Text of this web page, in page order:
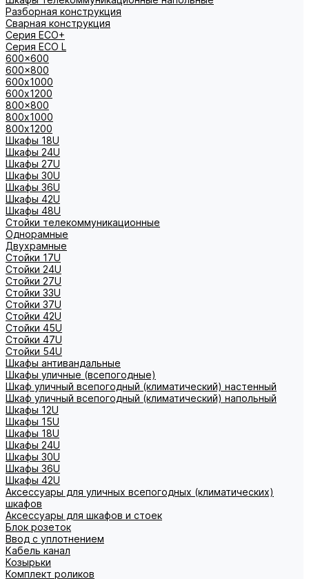
Разборная конструкция
Сварная конструкция
Серия ECO+
Серия ECO L
600x600
600x800
600х1000
600х1200
800x800
800х1000
800х1200
Шкафы 18U
Шкафы 24U
Шкафы 27U
Шкафы 30U
Шкафы 36U
Шкафы 42U
Шкафы 48U
Стойки телекоммуникационные
Однорамные
Двухрамные
Стойки 17U
Стойки 24U
Стойки 27U
Стойки 33U
Стойки 37U
Стойки 42U
Стойки 45U
Стойки 47U
Стойки 54U
Шкафы антивандальные
Шкафы уличные (всепогодные)
Шкаф уличный всепогодный (климатический) настенный
Шкаф уличный всепогодный (климатический) напольный
Шкафы 12U
Шкафы 15U
Шкафы 18U
Шкафы 24U
Шкафы 30U
Шкафы 36U
Шкафы 42U
Аксессуары для уличных всепогодных (климатических)
шкафов
Аксессуары для шкафов и стоек
Блок розеток
Ввод с уплотнением
Кабель канал
Козырьки
Комплект роликов